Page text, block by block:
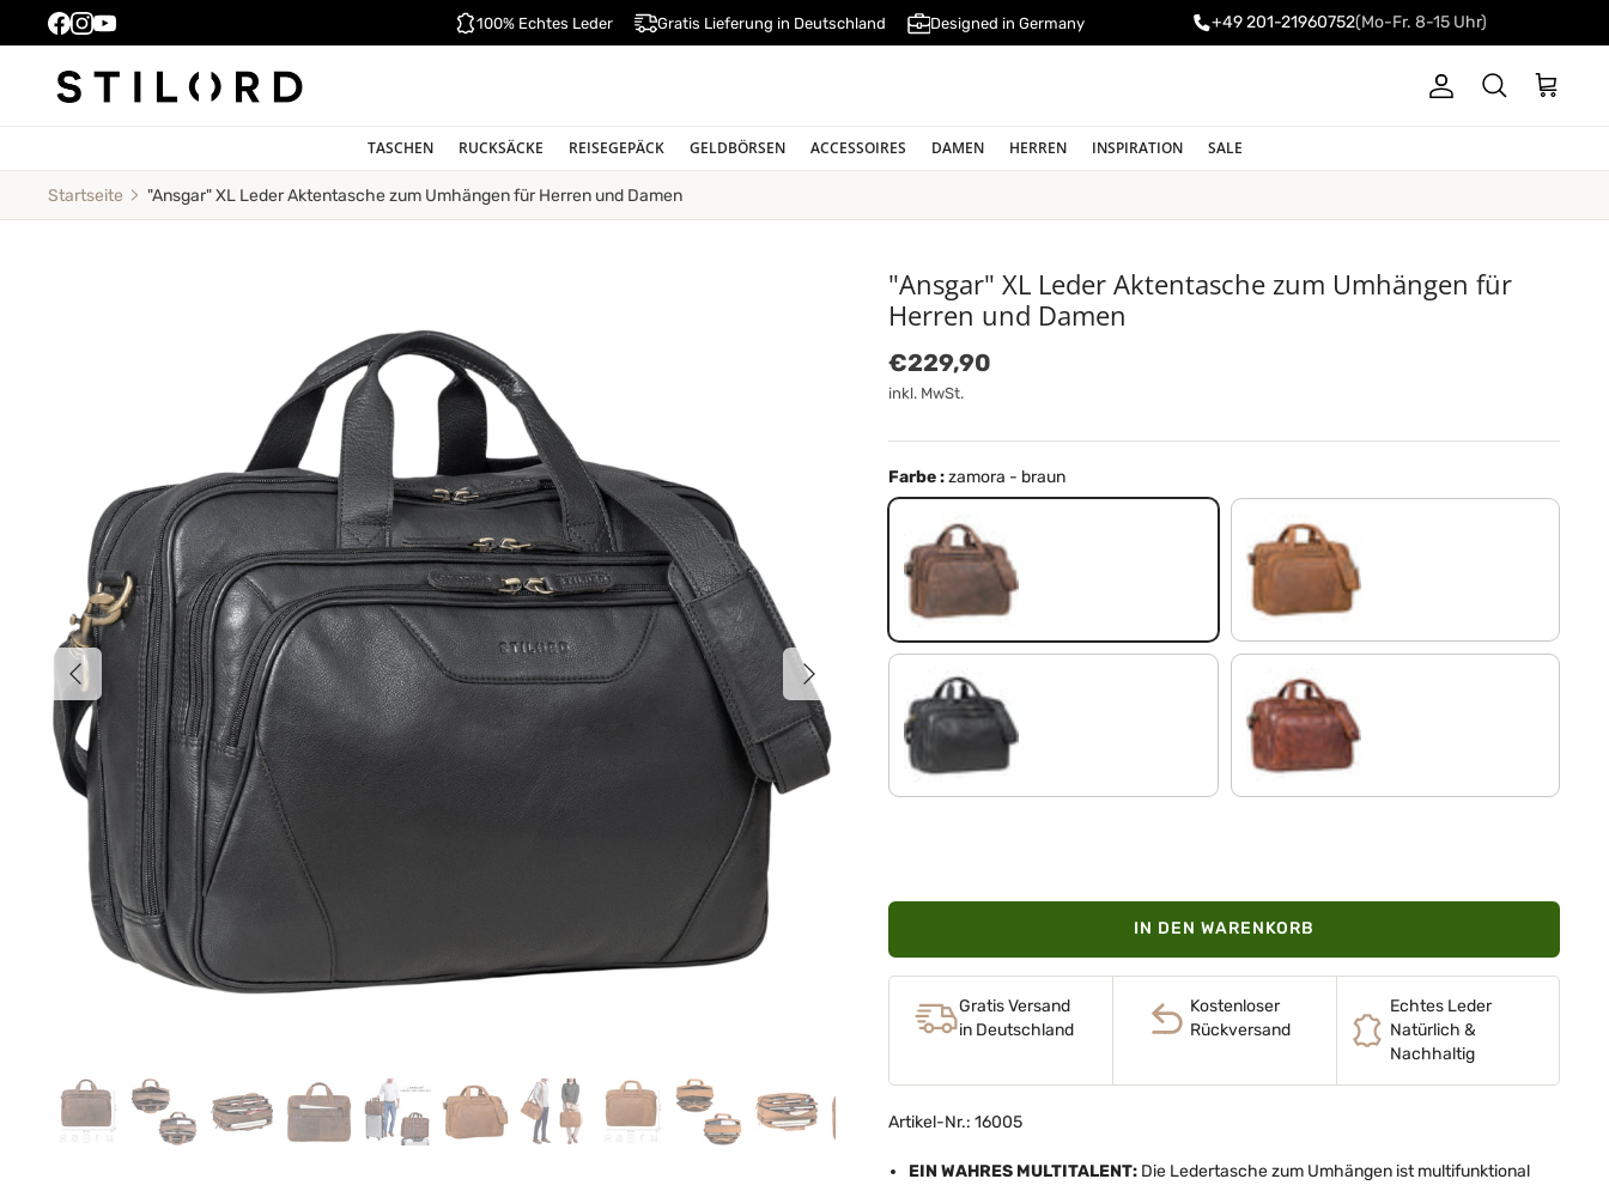
100% Echtes Leder Gratis Lieferung in Deutschland Designed in Germany +49 201-21960752(Mo-Fr. 8-15 Uhr)
KontoSuchen
TASCHEN RUCKSÄCKE REISEGEPÄCK GELDBÖRSEN ACCESSOIRES DAMEN HERREN INSPIRATION SALE
Startseite "Ansgar" XL Leder Aktentasche zum Umhängen für Herren und Damen
Vorherige Nächste
"Ansgar" XL Leder Aktentasche zum Umhängen für
Herren und Damen
Normaler Preis
€229,90
inkl. MwSt.
Farbe :zamora - braun
zamora - braun tan - dunkelbraun
schwarz brandy - cognac
IN DEN WARENKORB
Gratis Versand
in Deutschland
Kostenloser
Rückversand
Echtes Leder
Natürlich &
Nachhaltig
Artikel-Nr.: 16005
EIN WAHRES MULTITALENT: Die Ledertasche zum Umhängen ist multifunktional